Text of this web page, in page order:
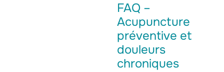
FAQ –
Acupuncture
préventive et
douleurs
chroniques